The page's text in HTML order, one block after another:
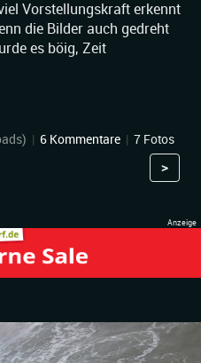
Vorstellungskraft erkennt
die Bilder auch gedreht
es böig, Zeit
| 6 Kommentare | 7 Fotos
>